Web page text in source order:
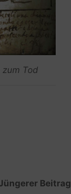
Tod
Beitrag